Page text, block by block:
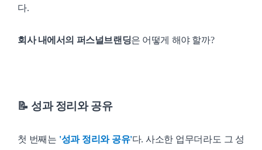
다.
회사 내에서의 퍼스널브랜딩은 어떻게 해야 할까?
📝 성과 정리와 공유
첫 번째는 '성과 정리와 공유'다. 사소한 업무더라도 그 성